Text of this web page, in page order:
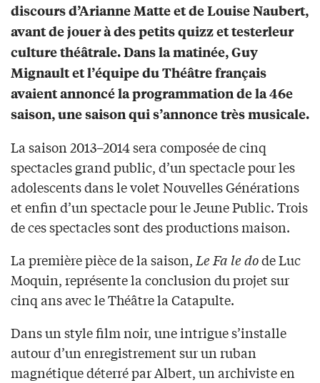
discours d’Arianne Matte et de Louise Naubert,
avant de jouer à des petits quizz et testerleur
culture théâtrale. Dans la matinée, Guy
Mignault et l’équipe du Théâtre français
avaient annoncé la programmation de la 46e
saison, une saison qui s’annonce très musicale.
La saison 2013–2014 sera composée de cinq
spectacles grand public, d’un spectacle pour les
adolescents dans le volet Nouvelles Générations
et enfin d’un spectacle pour le Jeune Public. Trois
de ces spectacles sont des productions maison.
La première pièce de la saison,Le Fa le dode Luc
Moquin, représente la conclusion du projet sur
cinq ans avec le Théâtre la Catapulte.
Dans un style film noir, une intrigue s’installe
autour d’un enregistrement sur un ruban
magnétique déterré par Albert, un archiviste en